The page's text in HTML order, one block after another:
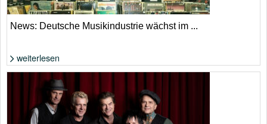
Die Zahlen klingen nach Aufschwung, allerdings aufgrund von Streaming
und KI. | Adobe Stock
News: Deutsche Musikindustrie wächst im ...
weiterlesen